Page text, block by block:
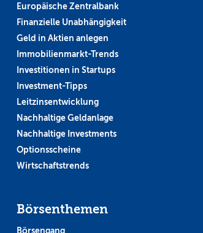
Europäische Zentralbank
Finanzielle Unabhängigkeit
Geld in Aktien anlegen
Immobilienmarkt-Trends
Investitionen in Startups
Investment-Tipps
Leitzinsentwicklung
Nachhaltige Geldanlage
Nachhaltige Investments
Optionsscheine
Wirtschaftstrends
Börsenthemen
Börsengang